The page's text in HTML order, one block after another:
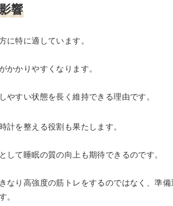
響
特に適しています。
かりやすくなります。
すい状態を長く維持できる理由です。
を整える役割も果たします。
て睡眠の質の向上も期待できるのです。
なり高強度の筋トレをするのではなく、準